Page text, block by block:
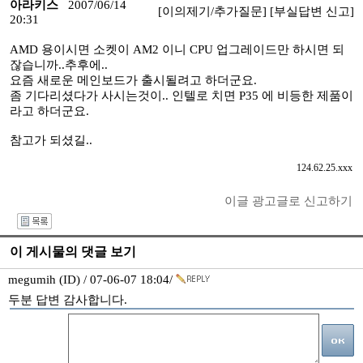
아라키스
2007/06/14
20:31
[이의제기/추가질문] [부실답변 신고]
AMD 용이시면 소켓이 AM2 이니 CPU 업그레이드만 하시면 되
잖습니까..추후에..
요즘 새로운 메인보드가 출시될려고 하더군요.
좀 기다리셨다가 사시는것이.. 인텔로 치면 P35 에 비등한 제품이
라고 하더군요.
참고가 되셨길..
124.62.25.xxx
이글 광고글로 신고하기
이 게시물의 댓글 보기
megumih (ID) / 07-06-07 18:04/
두분 답변 감사합니다.